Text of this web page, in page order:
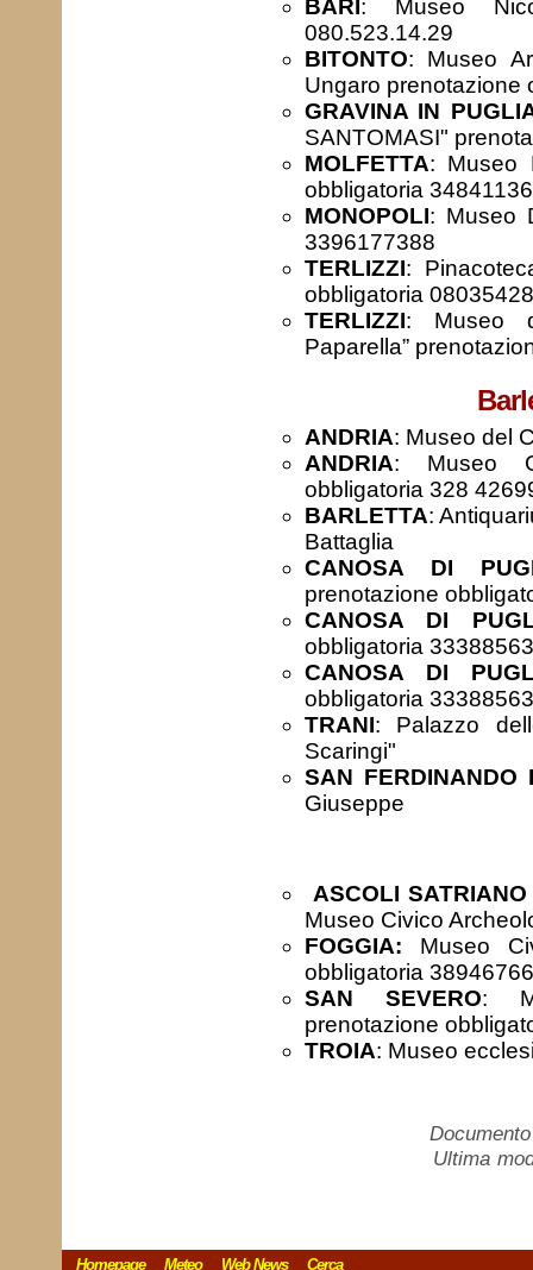
BARI : Museo
080.523.14.29
BITONTO: Museo
Ungaro prenotazione
GRAVINA IN
SANTOMASI"
MOLFETTA: Museo
obbligatoria
MONOPOLI: Museo
3396177388
TERLIZZI:
obbligatoria
TERLIZZI: Museo
Paparella”
ANDRIA: Museo del
ANDRIA: Museo
obbligatoria 328
BARLETTA:
Battaglia
CANOSA DI
prenotazione
CANOSA DI
obbligatoria
CANOSA DI
obbligatoria
TRANI: Palazzo
Scaringi"
SAN FERDINANDO
Giuseppe
ASCOLI SATRIANO
Museo Civico
FOGGIA: Museo
obbligatoria
SAN SEVERO:
prenotazione
TROIA: Museo
Ultima
Homepage Meteo Web News Cerca